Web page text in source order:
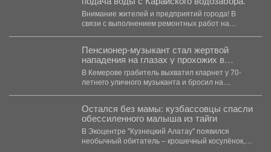
Внимание жителей и предприятий города! В
связи с выполнением ремонтных работ на
Пенсионер-музыкант стал жертвой
нападения на глазах у прохожих в
Кемерове
В Кемерове грабитель выхватил кларнет у 70-
летнего уличного музыканта и бросил на
Остался без мамы: кузбассовцы спасли
обессиленного малыша из тайги
В Экоцентре "Кузнецкий Алатау" появился
необычный обитатель – крошечный косулёнок,